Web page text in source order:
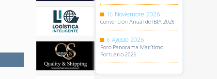
10 Noviembre 2026
Convención Anual de IBIA 2026
6 Agosto 2026
Foro Panorama Marítimo
Portuario 2026